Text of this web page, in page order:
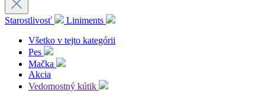
Starostlivosť
Liniments
Všetko v tejto kategórii
Pes
Mačka
Akcia
Vedomostný kútik